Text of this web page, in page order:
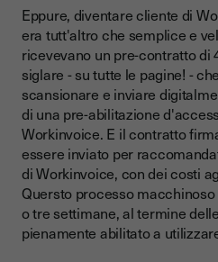
Eppure, diventare cliente di
era tutt'altro che semplice e
ricevevano un pre-contratto di
siglare - su tutte le pagine! -
scansionare e inviare
di una pre-abilitazione
Workinvoice. E il contratto
essere inviato per
di Workinvoice, con dei costi
Quersto processo
o tre settimane, al termine
pienamente abilitato a